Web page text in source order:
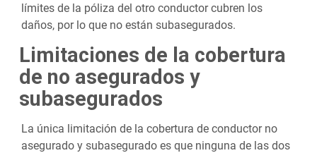
límites de la póliza del otro conductor cubren los
daños, por lo que no están subasegurados.
Limitaciones de la cobertura
de no asegurados y
subasegurados
La única limitación de la cobertura de conductor no
asegurado y subasegurado es que ninguna de las dos